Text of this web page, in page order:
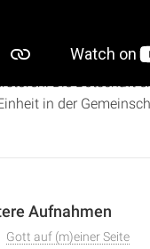
tiefes Anliegen für
Die Botschaft
in der
Aufnahmen
Gott auf (m)einer Seite